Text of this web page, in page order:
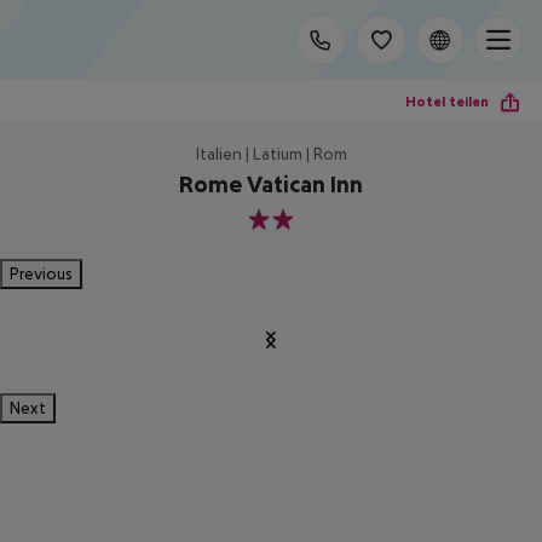
Hotel teilen
Italien | Latium | Rom
Rome Vatican Inn
2
Previous
Next